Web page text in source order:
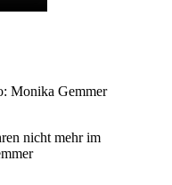
Monika Gemmer
nicht mehr im